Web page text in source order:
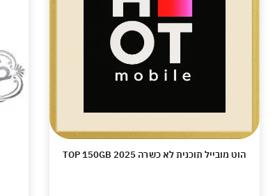
הוט מובייל תוכנית לא כשרה TOP 150GB 2025